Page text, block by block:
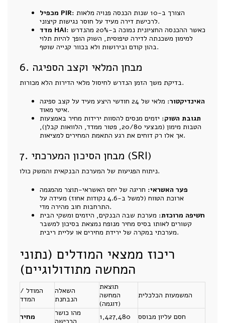
מכפיל PIR:
לרכישת דירה מעיד על חוסר נגישות קיצוני.
מדד HAI:
למימון משכנתה לדירה טיפוסית, השוק הופך להיות תלוי
בהון קודם ובירושות ולא בכוור קנייה שוטף.
6. מבחן המלאי וקצב הספיגה
בדיקת משך הזמן הנדרש לחיסול מלאי הדירות הלא מכורות.
האינדיקטור:
מלאי של 24 חודשי היצע מעיד על קצב ספיגה
איטי מאוד.
תגובת השוק: יזמים מנסים להסוות ירידות מחיר באמצעות
הטבות מימון (מבצעי 20/80, פטור ממדד, הלוואות קבלן),
אך אלו רק דוחים את רגע התאמת המחירים למציאות.
7. מבחן הסיכון המערכתי (SRI)
ניתוח הפגיעות של המערכת הבנקאית והמשק כולו.
פער האשראי: חריגה של יחס האשראי-תוצר מהמגמה
ארוכת הטווח (למשל ב-4.6 נקודות אחוז) מעידה על
התרחבות חוב מהירה מדי.
חשיפה מרוכזת: מערכת שבה הבנקים, היזמים ומשקי הבית
קשורים לאותו בסיס מחיר מנופח נמצאת בסיכון למשבר
מערכתי במקרה של ירידת מחירים או עליית ריבית.
ריכוז ממצאי המודלים (נתוני
המחשה מתודולוגיים)
המודל /
המדד
השאלה
הנבחנת
תוצאת
המחשה
(דוגמה)
המשמעות הכלכלית
מחיר
מהו כושר
1,427,480
חסם עליון מבוסס